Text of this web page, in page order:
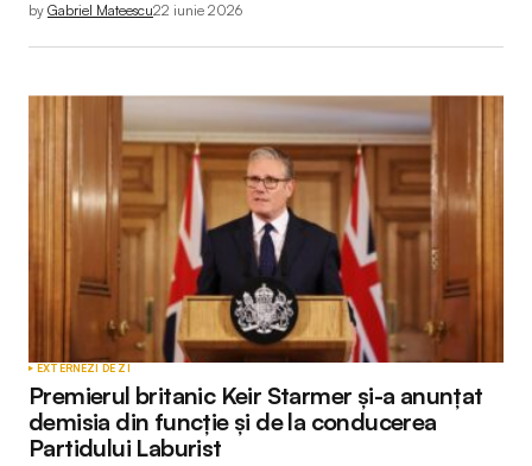
by Gabriel Mateescu22 iunie 2026
EXTERNEZI DE ZI
Premierul britanic Keir Starmer și-a anunțat
demisia din funcție și de la conducerea
Partidului Laburist